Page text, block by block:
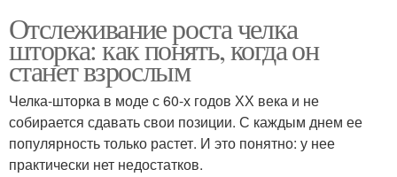
Отслеживание роста челка
шторка: как понять, когда он
станет взрослым
Челка-шторка в моде с 60-х годов ХХ века и не
собирается сдавать свои позиции. С каждым днем ее
популярность только растет. И это понятно: у нее
практически нет недостатков.